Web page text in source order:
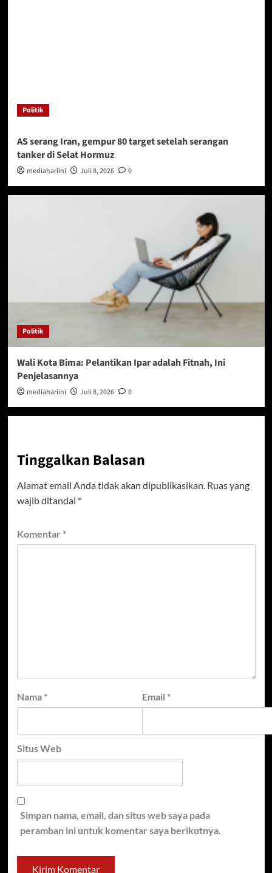
Politik
AS serang Iran, gempur 80 target setelah serangan
tanker di Selat Hormuz
mediahariini Juli 8, 2026 0
Politik
Wali Kota Bima: Pelantikan Ipar adalah Fitnah, Ini
Penjelasannya
mediahariini Juli 8, 2026 0
Tinggalkan Balasan
Alamat email Anda tidak akan dipublikasikan. Ruas yang
wajib ditandai *
Komentar *
Nama * Email *
Situs Web
Simpan nama, email, dan situs web saya pada
peramban ini untuk komentar saya berikutnya.